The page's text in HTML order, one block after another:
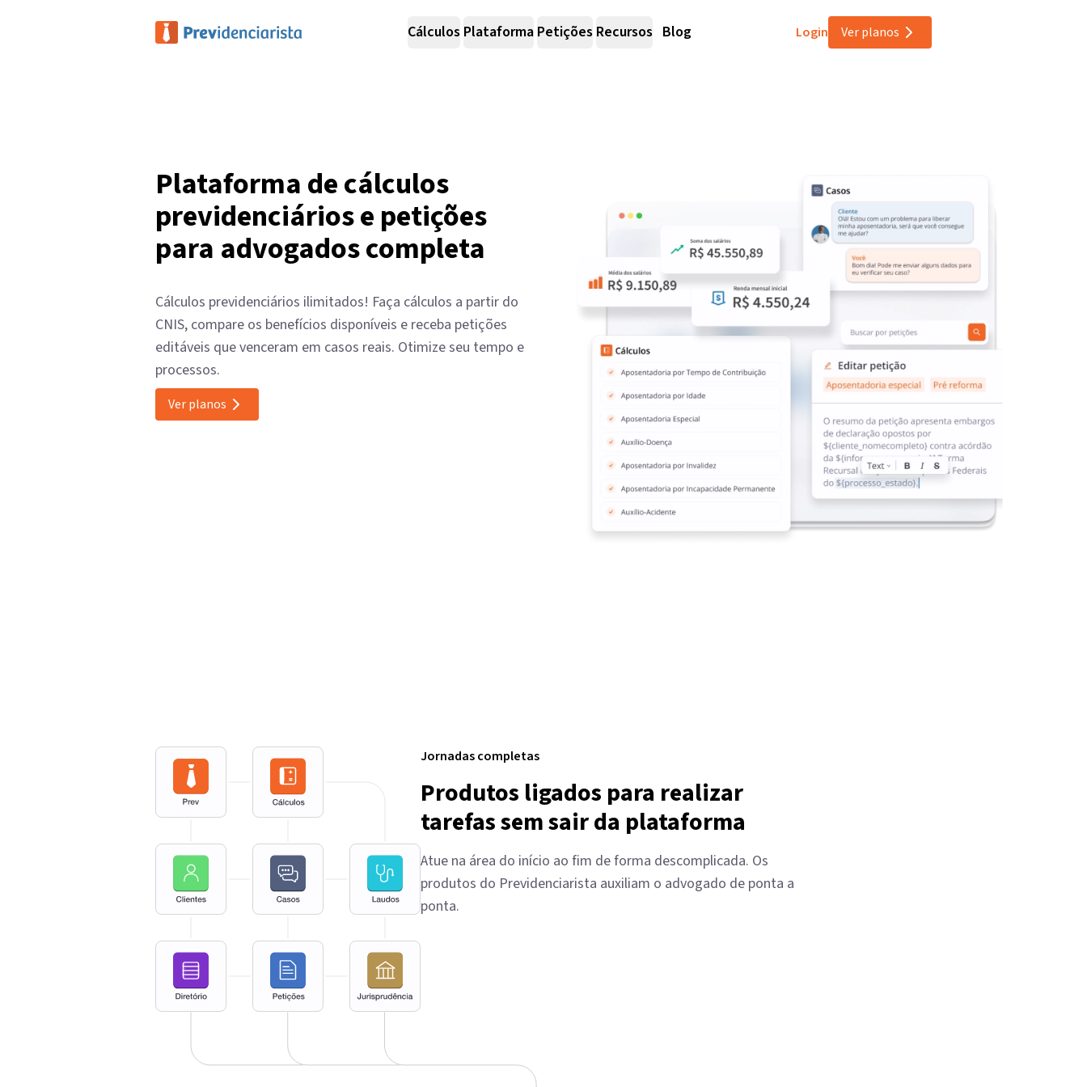
Cálculos Plataforma Petições Recursos Blog Login Ver planos
Plataforma de cálculos
previdenciários e petições
para advogados completa
Cálculos previdenciários ilimitados! Faça cálculos a partir do
CNIS, compare os benefícios disponíveis e receba petições
editáveis que venceram em casos reais. Otimize seu tempo e
processos.
Ver planos
Jornadas completas
Produtos ligados para realizar
tarefas sem sair da plataforma
Atue na área do início ao fim de forma descomplicada. Os
produtos do Previdenciarista auxiliam o advogado de ponta a
ponta.